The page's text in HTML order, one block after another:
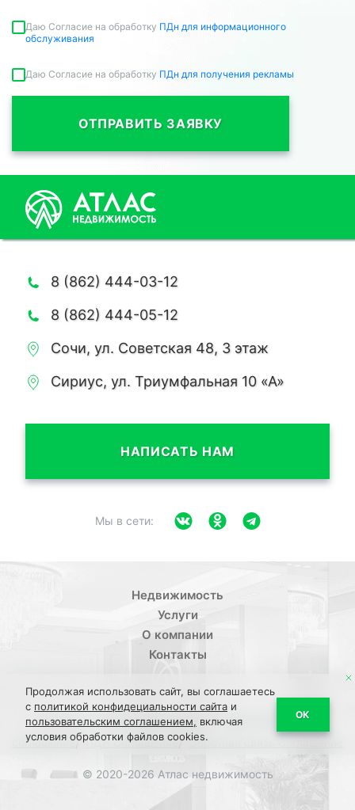
Даю Согласие на обработку ПДн для информационного
обслуживания
Даю Согласие на обработку ПДн для получения рекламы
ОТПРАВИТЬ ЗАЯВКУ
8 (862) 444-03-12
8 (862) 444-05-12
Сочи, ул. Советская 48, 3 этаж
Сириус, ул. Триумфальная 10 «А»
НАПИСАТЬ НАМ
Мы в сети:
Недвижимость
Услуги
О компании
Контакты
© 2020-2026 Атлас недвижимость
Политика конфиденциальности/Пользовательское
соглашение/ПДН Соглашение/Обратная связь Соглашение
Продолжая использовать сайт, вы соглашаетесь
с политикой конфидециальности сайта и
пользовательским соглашением, включая
условия обработки файлов cookies.
ОК